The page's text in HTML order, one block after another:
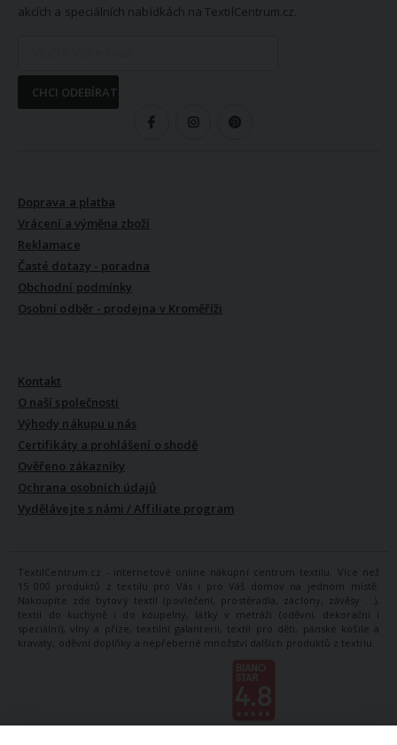
akcích a speciálních nabídkách na TextilCentrum.cz.
CHCI ODEBÍRAT
Doprava a platba
Vrácení a výměna zboží
Reklamace
Časté dotazy - poradna
Obchodní podmínky
Osobní odběr - prodejna v Kroměříži
Kontakt
O naší společnosti
Výhody nákupu u nás
Certifikáty a prohlášení o shodě
Ověřeno zákazníky
Ochrana osobních údajů
Vydělávejte s námi / Affiliate program
TextilCentrum.cz - internetové online nákupní centrum textilu. Více než
15 000 produktů z textilu pro Vás i pro Váš domov na jednom místě.
Nakoupíte zde bytový textil (povlečení, prostěradla, záclony, závěsy ...),
textil do kuchyně i do koupelny, látky v metráži (oděvní, dekorační i
speciální), vlny a příze, textilní galanterii, textil pro děti, pánské košile a
kravaty, oděvní doplňky a nepřeberné množství dalších produktů z textilu.